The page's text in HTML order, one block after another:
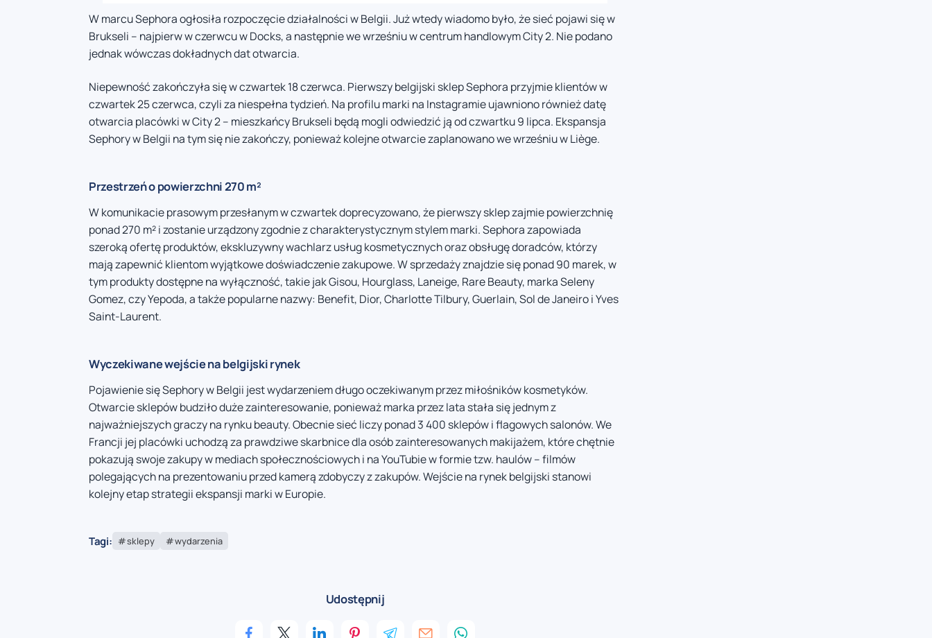
W marcu Sephora ogłosiła rozpoczęcie działalności w Belgii. Już wtedy wiadomo było, że sieć pojawi się w
Brukseli – najpierw w czerwcu w Docks, a następnie we wrześniu w centrum handlowym City 2. Nie podano
jednak wówczas dokładnych dat otwarcia.
Niepewność zakończyła się w czwartek 18 czerwca. Pierwszy belgijski sklep Sephora przyjmie klientów w
czwartek 25 czerwca, czyli za niespełna tydzień. Na profilu marki na Instagramie ujawniono również datę
otwarcia placówki w City 2 – mieszkańcy Brukseli będą mogli odwiedzić ją od czwartku 9 lipca. Ekspansja
Sephory w Belgii na tym się nie zakończy, ponieważ kolejne otwarcie zaplanowano we wrześniu w Liège.
Przestrzeń o powierzchni 270 m²
W komunikacie prasowym przesłanym w czwartek doprecyzowano, że pierwszy sklep zajmie powierzchnię
ponad 270 m² i zostanie urządzony zgodnie z charakterystycznym stylem marki. Sephora zapowiada
szeroką ofertę produktów, ekskluzywny wachlarz usług kosmetycznych oraz obsługę doradców, którzy
mają zapewnić klientom wyjątkowe doświadczenie zakupowe. W sprzedaży znajdzie się ponad 90 marek, w
tym produkty dostępne na wyłączność, takie jak Gisou, Hourglass, Laneige, Rare Beauty, marka Seleny
Gomez, czy Yepoda, a także popularne nazwy: Benefit, Dior, Charlotte Tilbury, Guerlain, Sol de Janeiro i Yves
Saint-Laurent.
Wyczekiwane wejście na belgijski rynek
Pojawienie się Sephory w Belgii jest wydarzeniem długo oczekiwanym przez miłośników kosmetyków.
Otwarcie sklepów budziło duże zainteresowanie, ponieważ marka przez lata stała się jednym z
najważniejszych graczy na rynku beauty. Obecnie sieć liczy ponad 3 400 sklepów i flagowych salonów. We
Francji jej placówki uchodzą za prawdziwe skarbnice dla osób zainteresowanych makijażem, które chętnie
pokazują swoje zakupy w mediach społecznościowych i na YouTubie w formie tzw. haulów – filmów
polegających na prezentowaniu przed kamerą zdobyczy z zakupów. Wejście na rynek belgijski stanowi
kolejny etap strategii ekspansji marki w Europie.
Tagi: sklepy wydarzenia
Udostępnij